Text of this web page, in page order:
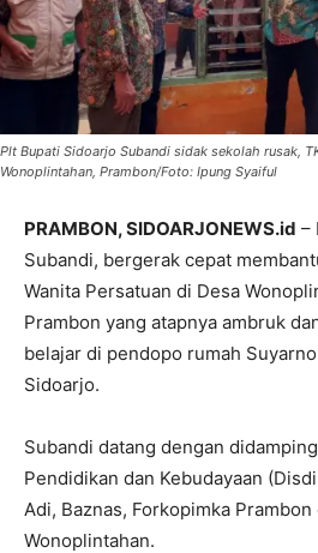
Plt Bupati Sidoarjo Subandi sidak sekolah rusak,
Wonoplintahan, Prambon/Foto: Ipung Syaiful
PRAMBON, SIDOARJONEWS.id –
Subandi, bergerak cepat
Wanita Persatuan di Desa
Prambon yang atapnya ambruk
belajar di pendopo rumah
Sidoarjo.
Subandi datang dengan
Pendidikan dan Kebudayaan
Adi, Baznas, Forkopimka
Wonoplintahan.